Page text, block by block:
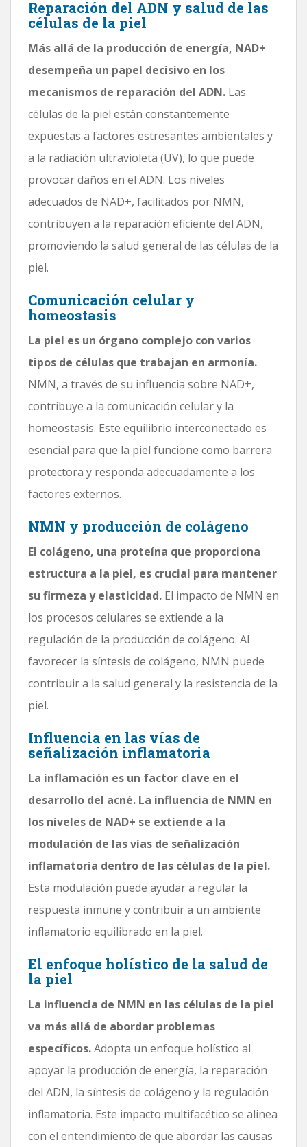
Reparación del ADN y salud de las
células de la piel
Más allá de la producción de energía, NAD+
desempeña un papel decisivo en los
mecanismos de reparación del ADN. Las
células de la piel están constantemente
expuestas a factores estresantes ambientales y
a la radiación ultravioleta (UV), lo que puede
provocar daños en el ADN. Los niveles
adecuados de NAD+, facilitados por NMN,
contribuyen a la reparación eficiente del ADN,
promoviendo la salud general de las células de la
piel.
Comunicación celular y
homeostasis
La piel es un órgano complejo con varios
tipos de células que trabajan en armonía.
NMN, a través de su influencia sobre NAD+,
contribuye a la comunicación celular y la
homeostasis. Este equilibrio interconectado es
esencial para que la piel funcione como barrera
protectora y responda adecuadamente a los
factores externos.
NMN y producción de colágeno
El colágeno, una proteína que proporciona
estructura a la piel, es crucial para mantener
su firmeza y elasticidad. El impacto de NMN en
los procesos celulares se extiende a la
regulación de la producción de colágeno. Al
favorecer la síntesis de colágeno, NMN puede
contribuir a la salud general y la resistencia de la
piel.
Influencia en las vías de
señalización inflamatoria
La inflamación es un factor clave en el
desarrollo del acné. La influencia de NMN en
los niveles de NAD+ se extiende a la
modulación de las vías de señalización
inflamatoria dentro de las células de la piel.
Esta modulación puede ayudar a regular la
respuesta inmune y contribuir a un ambiente
inflamatorio equilibrado en la piel.
El enfoque holístico de la salud de
la piel
La influencia de NMN en las células de la piel
va más allá de abordar problemas
específicos.Adopta un enfoque holístico al
apoyar la producción de energía, la reparación
del ADN, la síntesis de colágeno y la regulación
inflamatoria. Este impacto multifacético se alinea
con el entendimiento de que abordar las causas